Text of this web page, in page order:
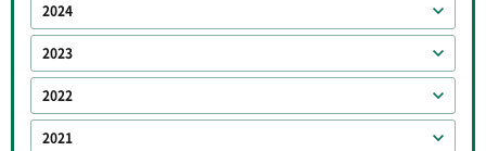
2024
2023
2022
2021